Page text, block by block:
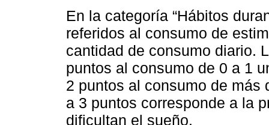
En la categoría “Hábitos
referidos al consumo de
cantidad de consumo diario.
puntos al consumo de 0 a 1
2 puntos al consumo de más
a 3 puntos corresponde a la
dificultan el sueño.